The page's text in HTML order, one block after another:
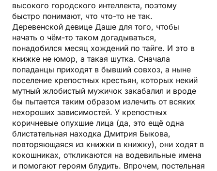
высокого городского интеллекта, поэтому
быстро понимают, что что-то не так.
Деревенской девице Даше для того, чтобы
начать о чём-то таком догадываться,
понадобился месяц хождений по тайге. И это в
книжке не юмор, а такая шутка. Сначала
попаданцы приходят в бывший совхоз, а ныне
поселение крепостных крестьян, которых некий
мутный жлобистый мужичок закабалил и вроде
бы пытается таким образом излечить от всяких
нехороших зависимостей. У крепостных
коричневые опухшие лица (да, это ещё одна
блистательная находка Дмитрия Быкова,
повторяющаяся из книжки в книжку), они ходят в
кокошниках, откликаются на водевильные имена
и помогают героям блудить. Впрочем, постельная